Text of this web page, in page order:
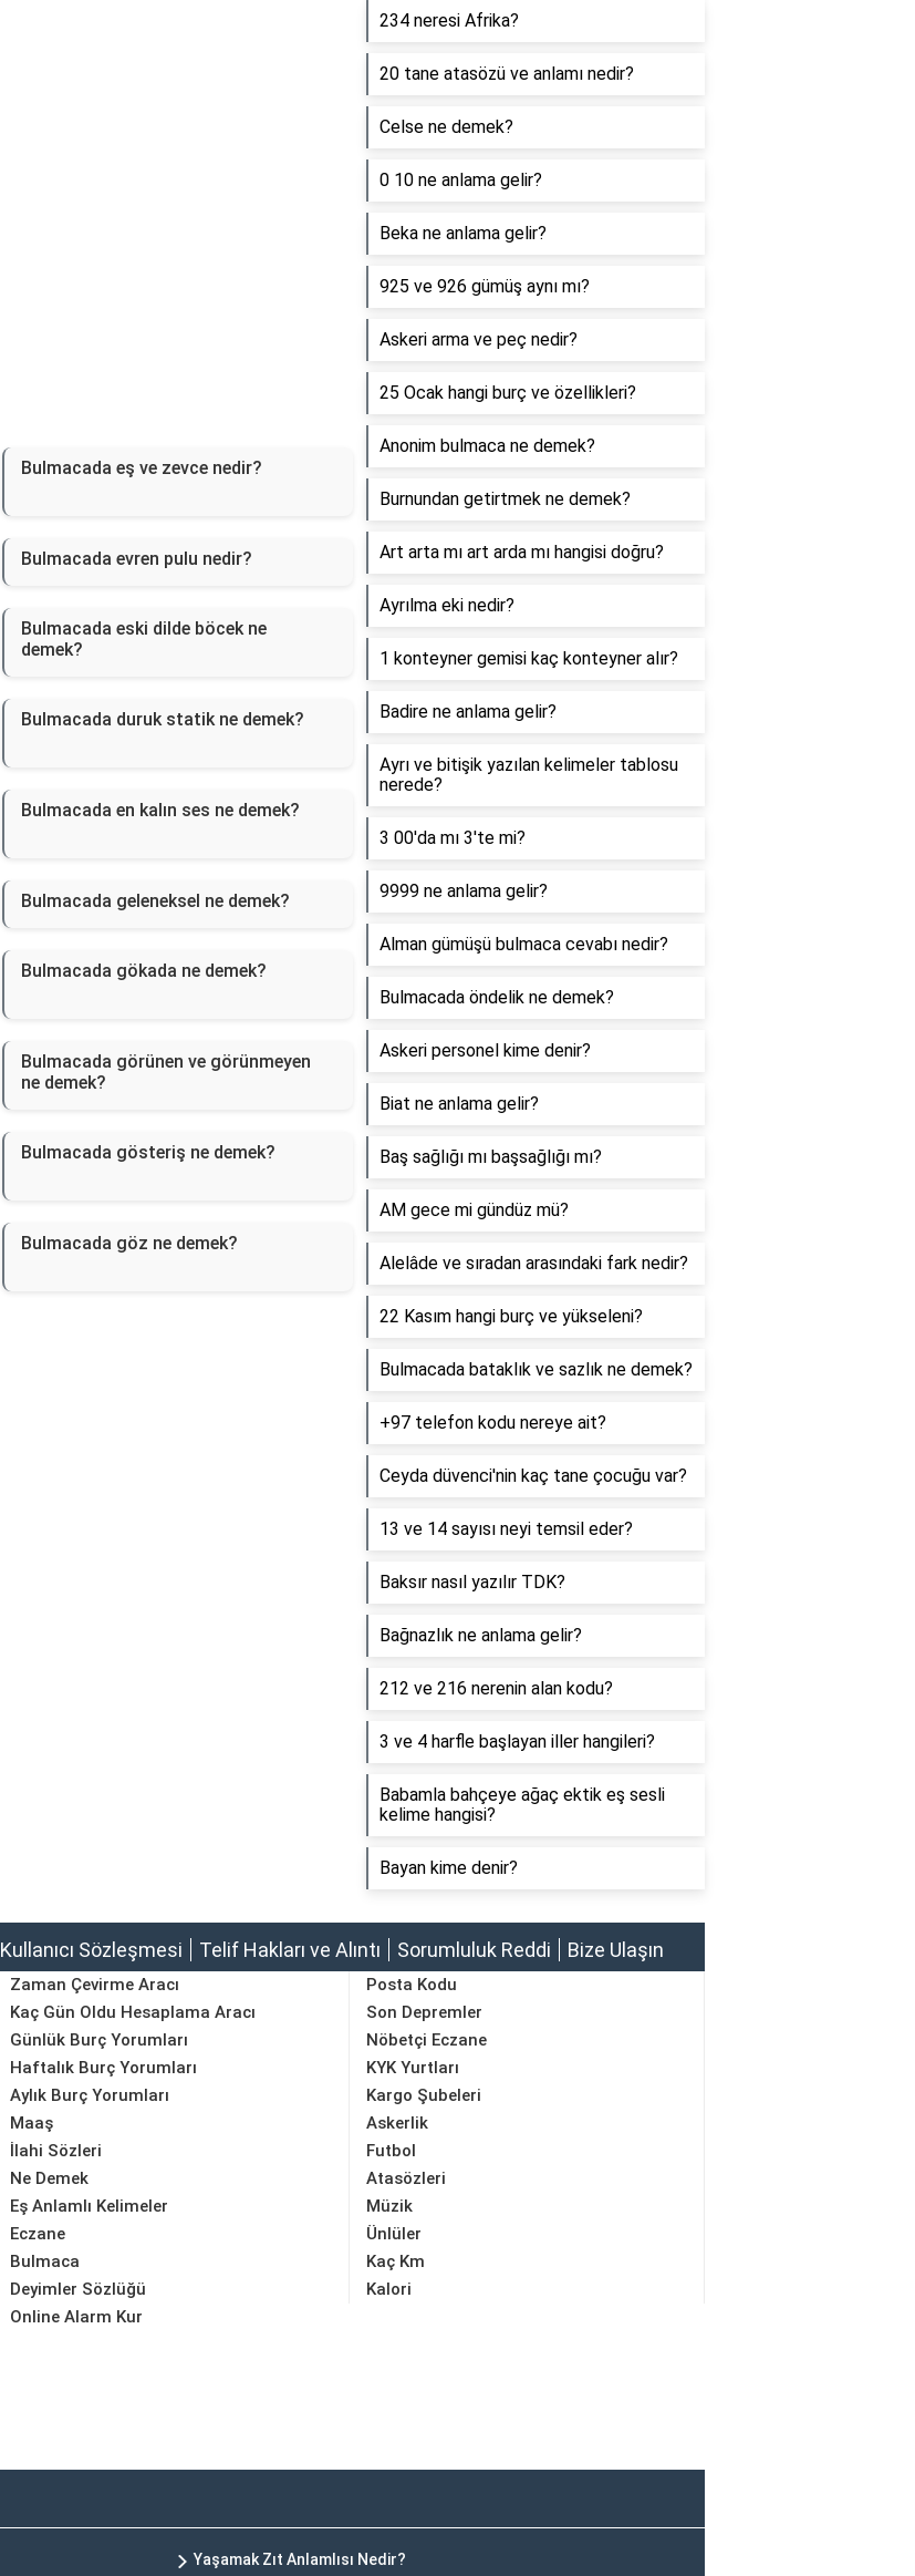
Bulmacada eş ve zevce nedir?
Bulmacada evren pulu nedir?
Bulmacada eski dilde böcek ne
demek?
Bulmacada duruk statik ne demek?
Bulmacada en kalın ses ne demek?
Bulmacada geleneksel ne demek?
Bulmacada gökada ne demek?
Bulmacada görünen ve görünmeyen
ne demek?
Bulmacada gösteriş ne demek?
Bulmacada göz ne demek?
234 neresi Afrika?
20 tane atasözü ve anlamı nedir?
Celse ne demek?
0 10 ne anlama gelir?
Beka ne anlama gelir?
925 ve 926 gümüş aynı mı?
Askeri arma ve peç nedir?
25 Ocak hangi burç ve özellikleri?
Anonim bulmaca ne demek?
Burnundan getirtmek ne demek?
Art arta mı art arda mı hangisi doğru?
Ayrılma eki nedir?
1 konteyner gemisi kaç konteyner alır?
Badire ne anlama gelir?
Ayrı ve bitişik yazılan kelimeler tablosu
nerede?
3 00'da mı 3'te mi?
9999 ne anlama gelir?
Alman gümüşü bulmaca cevabı nedir?
Bulmacada öndelik ne demek?
Askeri personel kime denir?
Biat ne anlama gelir?
Baş sağlığı mı başsağlığı mı?
AM gece mi gündüz mü?
Alelâde ve sıradan arasındaki fark nedir?
22 Kasım hangi burç ve yükseleni?
Bulmacada bataklık ve sazlık ne demek?
+97 telefon kodu nereye ait?
Ceyda düvenci'nin kaç tane çocuğu var?
13 ve 14 sayısı neyi temsil eder?
Baksır nasıl yazılır TDK?
Bağnazlık ne anlama gelir?
212 ve 216 nerenin alan kodu?
3 ve 4 harfle başlayan iller hangileri?
Babamla bahçeye ağaç ektik eş sesli
kelime hangisi?
Bayan kime denir?
Kullanıcı Sözleşmesi Telif Hakları ve Alıntı Sorumluluk Reddi Bize Ulaşın
Zaman Çevirme Aracı
Kaç Gün Oldu Hesaplama Aracı
Günlük Burç Yorumları
Haftalık Burç Yorumları
Aylık Burç Yorumları
Maaş
Posta Kodu
Son Depremler
Nöbetçi Eczane
KYK Yurtları
Kargo Şubeleri
Askerlik
İlahi Sözleri
Ne Demek
Eş Anlamlı Kelimeler
Eczane
Bulmaca
Deyimler Sözlüğü
Futbol
Atasözleri
Müzik
Ünlüler
Kaç Km
Kalori
Online Alarm Kur
Yaşamak Zıt Anlamlısı Nedir?